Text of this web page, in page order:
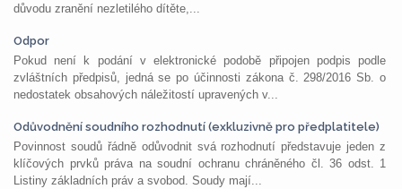
důvodu zranění nezletilého dítěte,...
Odpor
Pokud není k podání v elektronické podobě připojen podpis podle
zvláštních předpisů, jedná se po účinnosti zákona č. 298/2016 Sb. o
nedostatek obsahových náležitostí upravených v...
Odůvodnění soudního rozhodnutí (exkluzivně pro předplatitele)
Povinnost soudů řádně odůvodnit svá rozhodnutí představuje jeden z
klíčových prvků práva na soudní ochranu chráněného čl. 36 odst. 1
Listiny základních práv a svobod. Soudy mají...